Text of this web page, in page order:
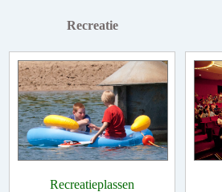
Recreatie
Recreatieplassen